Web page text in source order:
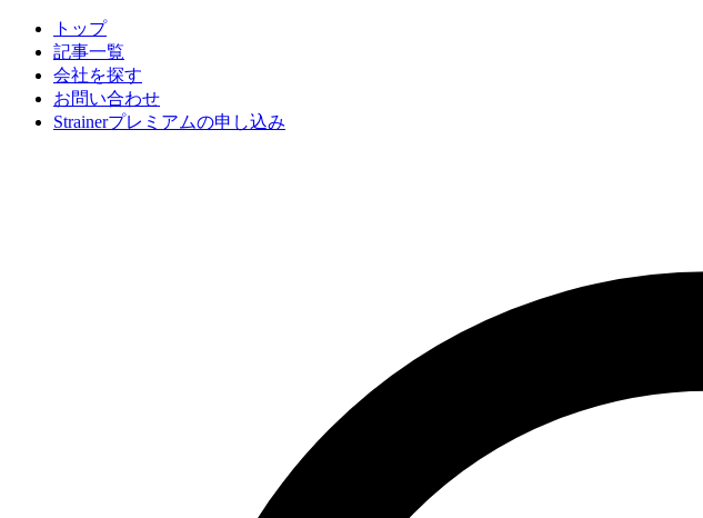
トップ
記事一覧
会社を探す
お問い合わせ
Strainerプレミアムの申し込み